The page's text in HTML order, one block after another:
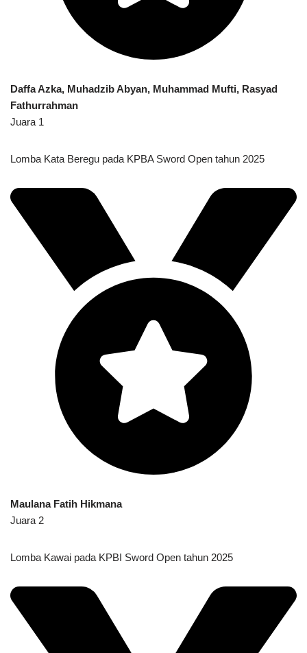
Daffa Azka, Muhadzib Abyan, Muhammad Mufti, Rasyad
Fathurrahman
Juara 1
Lomba Kata Beregu pada KPBA Sword Open tahun 2025
Maulana Fatih Hikmana
Juara 2
Lomba Kawai pada KPBI Sword Open tahun 2025